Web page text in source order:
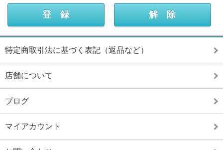
特定商取引法に基づく表記（返品など）
店舗について
ブログ
マイアカウント